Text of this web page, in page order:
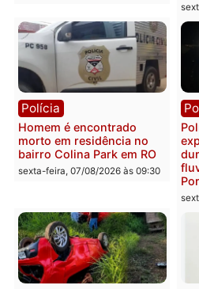
na operação alvo da PF
sexta-feira, 07/08/2026 às 12:24
Polícia
Casal é preso pela PRF
estepe em Porto Velho
sexta-feira, 07/08/2026 às 09:38